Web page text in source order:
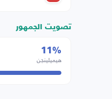
تصويت الجمهور
11%
هيميلينجن